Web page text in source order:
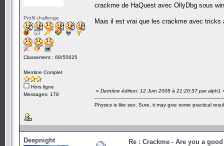
Profil challenge
Classement : 68/55625
Membre Complet
Hors ligne
Messages: 178
crackme de HaQuest avec OllyDbg sous
Mais il est vrai que les crackme avec
« Dernière édition: 12 Juin 2008 à 21:20:57 par alph1
Physics is like sex. Sure, it may give some practical
Deepnight Re : Crackme - Are you a